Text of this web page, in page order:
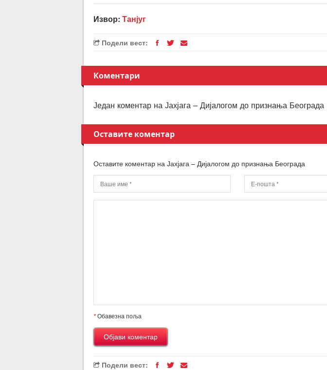
Извор: Танјуг
Подели вест:
Коментари
Један коментар на Јахјага – Дијалогом до признања Београда
Оставите коментар
Оставите коментар на Јахјага – Дијалогом до признања Београда
*Обавезна поља
Подели вест: